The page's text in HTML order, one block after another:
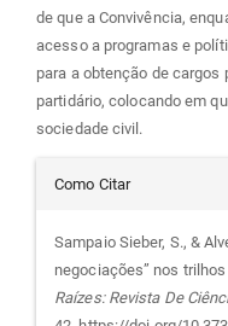
de que a Convivência,
acesso a programas e
para a obtenção de
partidário, colocando em
sociedade civil.
Detalhes
do
artigo
Como Citar
Sampaio Sieber, S., &
negociações” nos
Raízes: Revista De